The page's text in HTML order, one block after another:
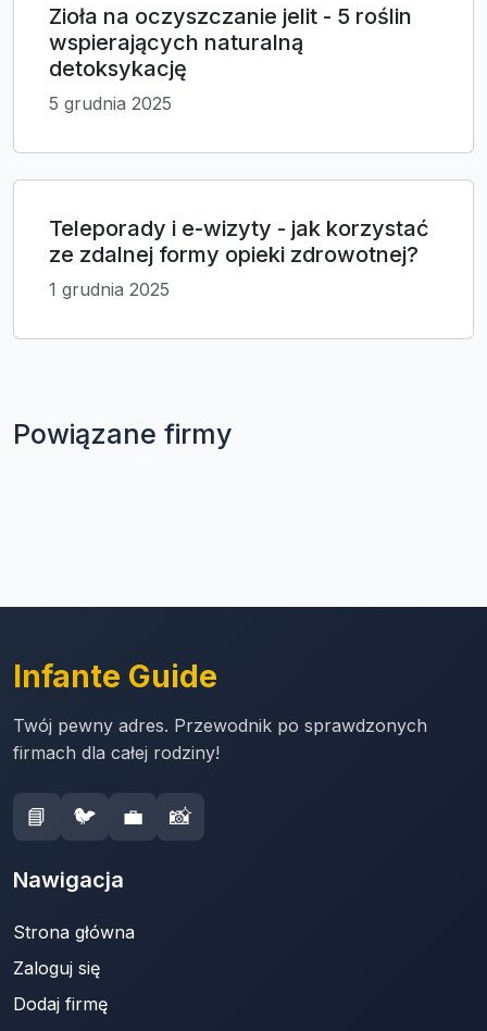
Zioła na oczyszczanie jelit - 5 roślin
wspierających naturalną
detoksykację
5 grudnia 2025
Teleporady i e-wizyty - jak korzystać
ze zdalnej formy opieki zdrowotnej?
1 grudnia 2025
Powiązane firmy
Infante Guide
Twój pewny adres. Przewodnik po sprawdzonych
firmach dla całej rodziny!
📘 🐦 💼 📸
Nawigacja
Strona główna
Zaloguj się
Dodaj firmę